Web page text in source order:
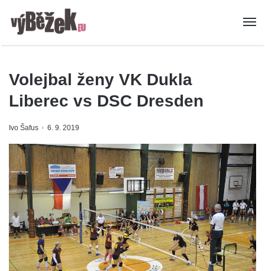
Volejbal ženy VK Dukla
Liberec vs DSC Dresden
Ivo Šafus 6. 9. 2019